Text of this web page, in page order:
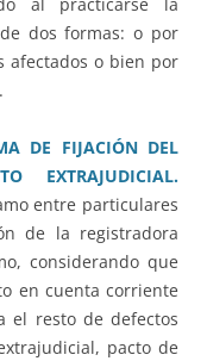
al practicarse la
dos formas: o por
afectados o bien por
DE FIJACIÓN DEL
EXTRAJUDICIAL.
entre particulares
de la registradora
considerando que
en cuenta corriente
el resto de defectos
pacto de